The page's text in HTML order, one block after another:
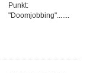
Punkt:
"Doomjobbing".......